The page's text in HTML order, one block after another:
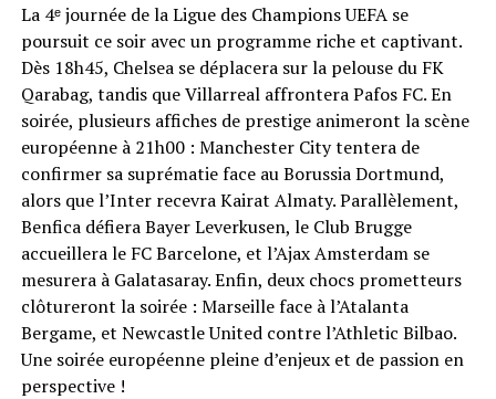
La 4ᵉ journée de la Ligue des Champions UEFA se
poursuit ce soir avec un programme riche et captivant.
Dès 18h45, Chelsea se déplacera sur la pelouse du FK
Qarabag, tandis que Villarreal affrontera Pafos FC. En
soirée, plusieurs affiches de prestige animeront la scène
européenne à 21h00 : Manchester City tentera de
confirmer sa suprématie face au Borussia Dortmund,
alors que l’Inter recevra Kairat Almaty. Parallèlement,
Benfica défiera Bayer Leverkusen, le Club Brugge
accueillera le FC Barcelone, et l’Ajax Amsterdam se
mesurera à Galatasaray. Enfin, deux chocs prometteurs
clôtureront la soirée : Marseille face à l’Atalanta
Bergame, et Newcastle United contre l’Athletic Bilbao.
Une soirée européenne pleine d’enjeux et de passion en
perspective !